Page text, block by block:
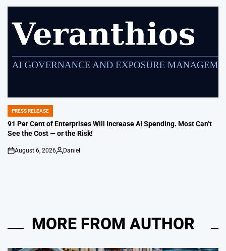
POSTED
IN
PRESS RELEASE
91 Per Cent of Enterprises Will Increase AI Spending. Most Can’t
See the Cost — or the Risk!
on
August 6, 2026
Posted
Daniel
MORE FROM AUTHOR